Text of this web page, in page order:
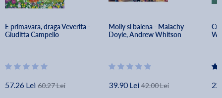
E primavara, draga Veverita -
Giuditta Campello
57.26 Lei 60.27 Lei
Molly si balena - Malachy
Doyle, Andrew Whitson
39.90 Lei 42.00 Lei